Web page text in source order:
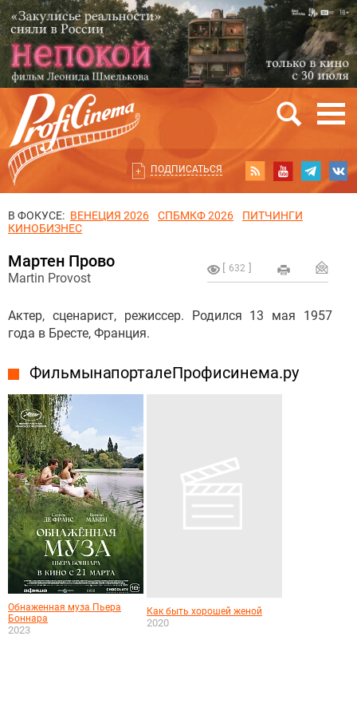
ПОДПИСАТЬСЯ
В ФОКУСЕ: ВЕНЕЦИЯ 2026 СПБМКФ 2026
ПИТЧИНГИ
КИНОБИЗНЕС
632
Мартен Прово
Martin Provost
Актер, сценарист, режиссер. Родился 13 мая 1957
года в Бресте, Франция.
Фильмы на портале Профисинема.ру
Обнаженная муза Пьера
Боннара
2023
Как быть хорошей женой
2020